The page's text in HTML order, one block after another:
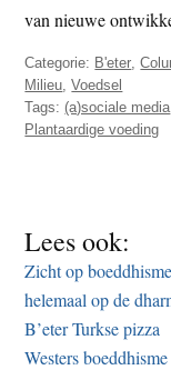
van nieuwe
Categorie: B'eter ,
Milieu ,Voedsel
Tags:(a)sociale media
Plantaardige voeding
Lees ook:
Zicht op
helemaal op de
B’eter Turkse pizza
Westers